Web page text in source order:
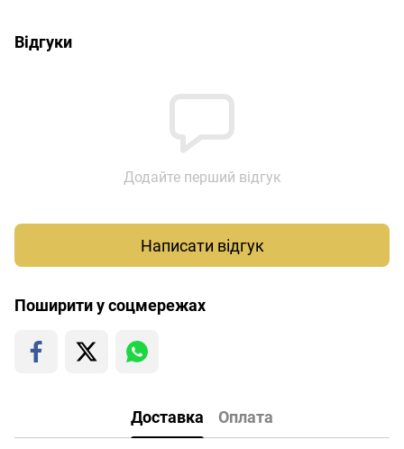
Відгуки
Додайте перший відгук
Написати відгук
Поширити у соцмережах
Доставка Оплата